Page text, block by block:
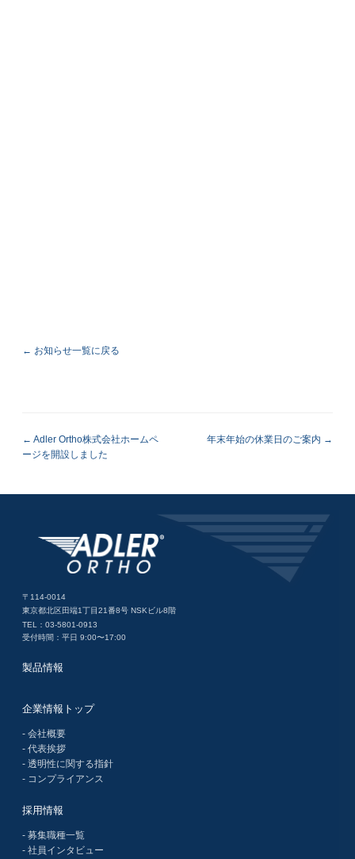
← お知らせ一覧に戻る
Adler Ortho株式会社ホームペ
ージを開設しました
年末年始の休業日のご案内
〒114-0014
東京都北区田端1丁目21番8号 NSKビル8階
TEL：03-5801-0913
受付時間：平日 9:00〜17:00
製品情報
企業情報トップ
- 会社概要
- 代表挨拶
- 透明性に関する指針
- コンプライアンス
採用情報
- 募集職種一覧
- 社員インタビュー